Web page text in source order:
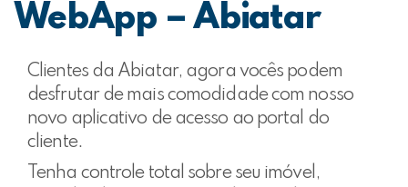
WebApp – Abiatar
Clientes da Abiatar, agora vocês podem
desfrutar de mais comodidade com nosso
novo aplicativo de acesso ao portal do
cliente.
Tenha controle total sobre seu imóvel,